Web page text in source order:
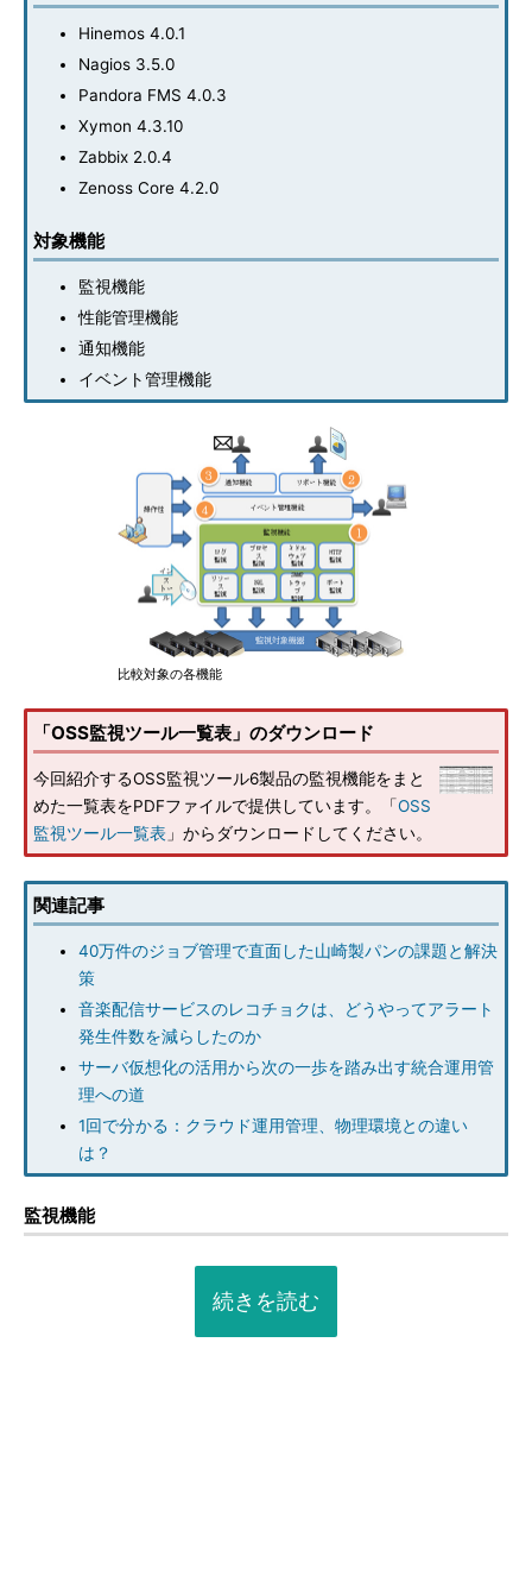
Hinemos 4.0.1
Nagios 3.5.0
Pandora FMS 4.0.3
Xymon 4.3.10
Zabbix 2.0.4
Zenoss Core 4.2.0
対象機能
監視機能
性能管理機能
通知機能
イベント管理機能
比較対象の各機能
「OSS監視ツール一覧表」のダウンロード
今回紹介するOSS監視ツール6製品の監視機能をまと
めた一覧表をPDFファイルで提供しています。「OSS
監視ツール一覧表 」からダウンロードしてください。
関連記事
40万件のジョブ管理で直面した山崎製パンの課題と解決
策
音楽配信サービスのレコチョクは、どうやってアラート
発生件数を減らしたのか
サーバ仮想化の活用から次の一歩を踏み出す統合運用管
理への道
1回で分かる：クラウド運用管理、物理環境との違い
は？
監視機能
続きを読む